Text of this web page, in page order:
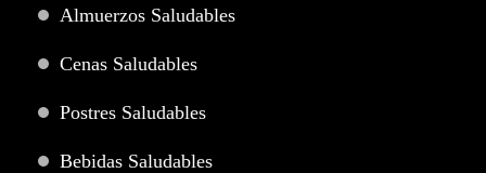
Almuerzos Saludables
Cenas Saludables
Postres Saludables
Bebidas Saludables